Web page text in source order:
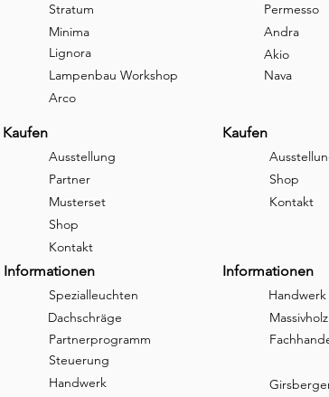
Stratum
Minima
Lignora
Lampenbau Workshop
Permesso
Andra
Akio
Nava
Arco
Kaufen
Ausstellung
Partner
Musterset
Kaufen
Shop
Kontakt
Shop
Kontakt
Informationen
Spezialleuchten
Partnerprogramm
Dachschräge
Steuerung
Handwerk
Informationen
Handwerk
Massivholz